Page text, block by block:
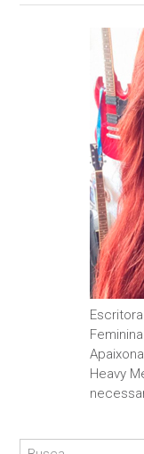
Heavy